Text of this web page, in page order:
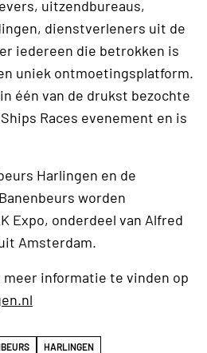
uitzendbureaus,
dienstverleners uit de
iedereen die betrokken is
uniek ontmoetingsplatform.
één van de drukst bezochte
Races evenement en is
Harlingen en de
worden
Expo, onderdeel van Alfred
Amsterdam.
meer informatie te vinden op
HARLINGEN